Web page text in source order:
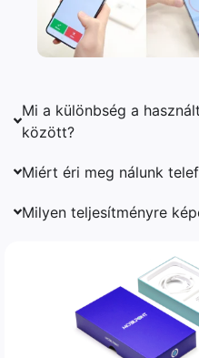
Mi a különbség a
között?
Miért éri meg nálunk
Milyen teljesítményre